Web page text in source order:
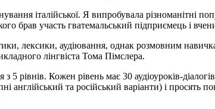
італійської. Я випробувала різноманітні
брав участь гватемальський підприємець і
лексики, аудіювання, однак розмовним
лінгвіста Тома Пімслера.
з 5 рівнів. Кожен рівень має 30 аудіоуроків-
англійський та російський варіанти) і просять